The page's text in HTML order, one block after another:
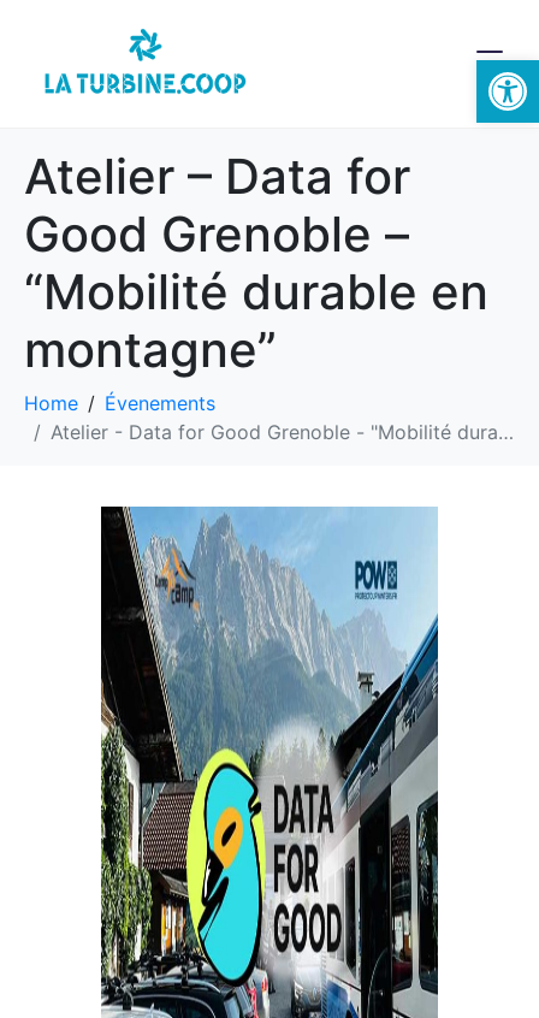
Ouvrir
Atelier – Data for
Good Grenoble –
“Mobilité durable en
montagne”
Home
Évenements
Atelier - Data for Good Grenoble - "Mobilité durable en montagne"